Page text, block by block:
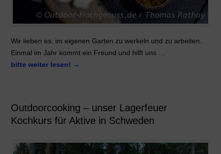
Wir lieben es, im eigenen Garten zu werkeln und zu arbeiten.
Einmal im Jahr kommt ein Freund und hilft uns …
bitte weiter lesen! →
Outdoorcooking – unser Lagerfeuer
Kochkurs für Aktive in Schweden